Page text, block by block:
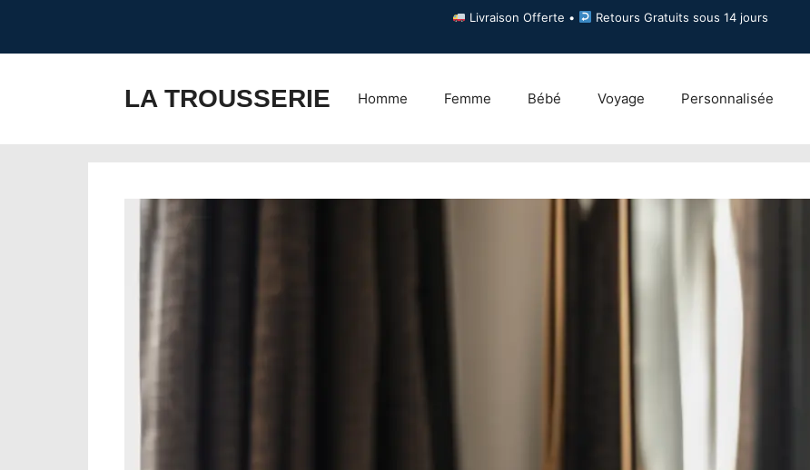
Livraison Offerte • Retours Gratuits sous 14 jours
LA TROUSSERIE Homme Femme Bébé Voyage Personnalisée